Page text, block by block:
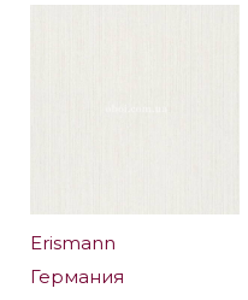
Erismann
Германия